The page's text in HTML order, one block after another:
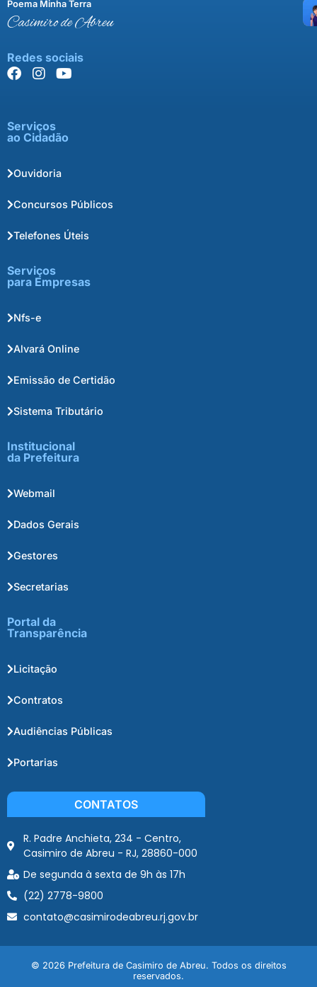
Poema Minha Terra
Casimiro de Abreu
Redes sociais
Serviços
ao Cidadão
Ouvidoria
Concursos Públicos
Telefones Úteis
Serviços
para Empresas
Nfs-e
Alvará Online
Emissão de Certidão
Sistema Tributário
Institucional
da Prefeitura
Webmail
Dados Gerais
Gestores
Secretarias
Portal da
Transparência
Licitação
Contratos
Audiências Públicas
Portarias
CONTATOS
R. Padre Anchieta, 234 - Centro,
Casimiro de Abreu - RJ, 28860-000
De segunda à sexta de 9h às 17h
(22) 2778-9800
contato@casimirodeabreu.rj.gov.br
© 2026 Prefeitura de Casimiro de Abreu. Todos os direitos
reservados.